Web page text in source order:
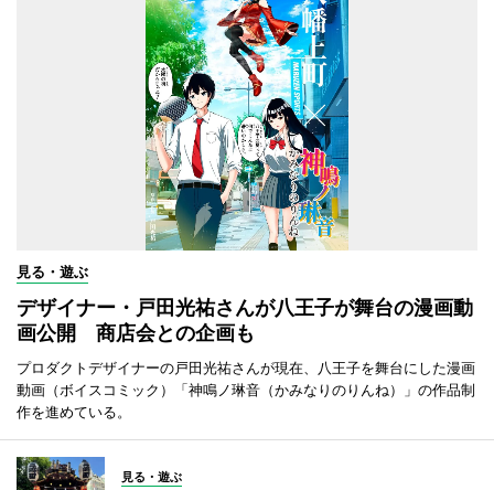
見る・遊ぶ
デザイナー・戸田光祐さんが八王子が舞台の漫画動
画公開 商店会との企画も
プロダクトデザイナーの戸田光祐さんが現在、八王子を舞台にした漫画
動画（ボイスコミック）「神鳴ノ琳音（かみなりのりんね）」の作品制
作を進めている。
見る・遊ぶ